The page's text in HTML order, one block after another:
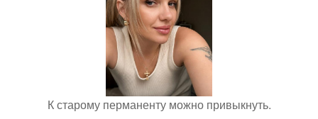
К старому перманенту можно привыкнуть.